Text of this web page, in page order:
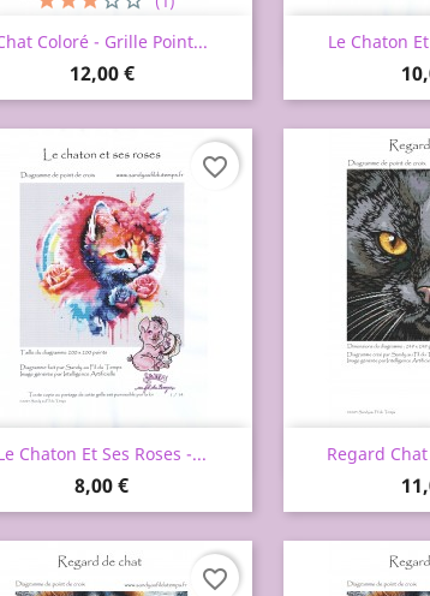
Coloré - Grille Point...
Prix
12,00 €
Aperçu rapide Le Chaton

Chaton Et Ses Roses -...
Prix
8,00 €
Aperçu rapide
favorite_border
Regard

favorite_border